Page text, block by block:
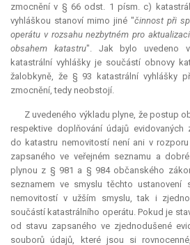
zmocnění v § 66 odst. 1 písm. c)
vyhláškou stanoví mimo jiné "činnost při
operátu v rozsahu nezbytném pro
obsahem katastru". Jak bylo uvedeno
katastrální vyhlášky je součástí obnovy
žalobkyně, že § 93 katastrální vyhlášky
zmocnění, tedy neobstojí.
Z uvedeného výkladu plyne, že postup
respektive doplňování údajů evidovaných
do katastru nemovitostí není ani v
zapsaného ve veřejném seznamu a
plynou z § 981 a § 984 občanského
seznamem ve smyslu těchto
nemovitostí v užším smyslu, tak i
součástí katastrálního operátu. Pokud je
od stavu zapsaného ve zjednodušené
souborů údajů, které jsou si